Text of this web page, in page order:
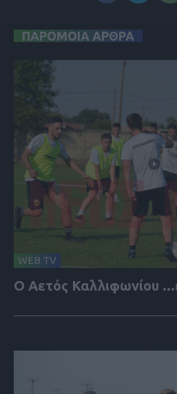
ΠΑΡΟΜΟΙΑ ΑΡΘΡΑ
WEB TV
Ο Αετός Καλλιφωνίου